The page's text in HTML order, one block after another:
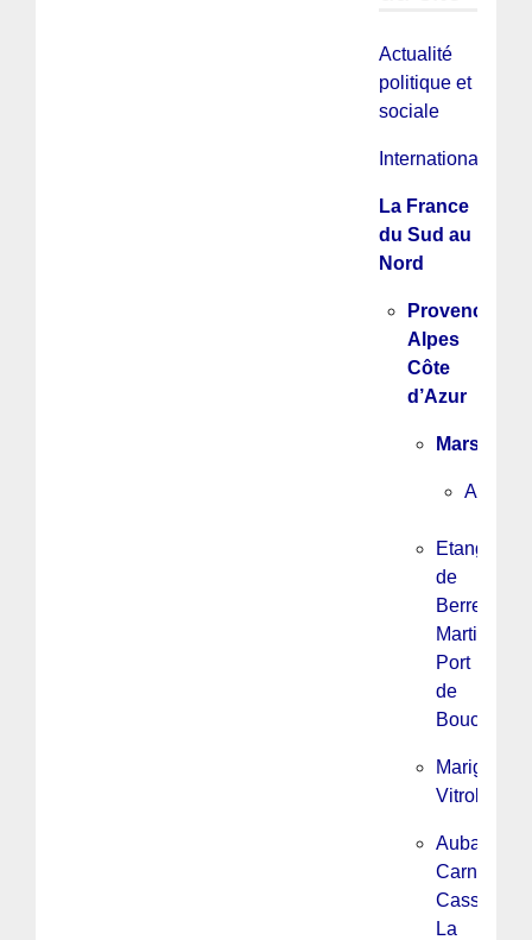
Actualité
politique et
sociale
International
La France
du Sud au
Nord
Provence
Alpes
Côte
d’Azur
Marseille
Etang
de
Berre,
Martigues,
Port
de
Bouc
Marignane
Vitrolles
Aubagne,
Carnoux,
Cassis,
La